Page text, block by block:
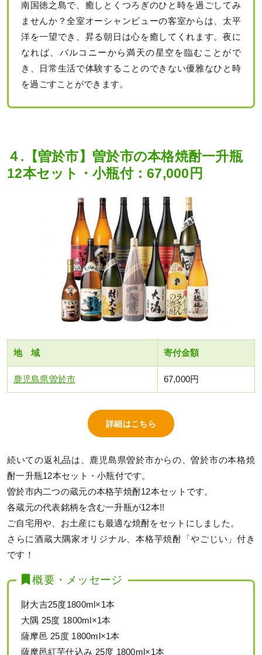
南国徳之島で、癒しとくつろぎのひと時を過ごしてみ
ませんか？全室オーシャンビューの客室からは、太平
洋を一望でき、昇る朝日は心を癒してくれます。夜に
なれば、バルコニーから満天の星空を臨むことがで
き、日常生活で体験することのできない優雅なひと時
を過ごすことができます。
４.【曽於市】曽於市の本格焼酎一升瓶
12本セット・小瓶付：67,000円
地 域 寄付金額
鹿児島県曽於市 67,000円
詳細はこちら
続いての返礼品は、鹿児島県曽於市からの、曽於市の本格焼
酎一升瓶12本セット・小瓶付です。
曽於市内二つの蔵元の本格芋焼酎12本セットです。
各蔵元の代表銘柄を含む一升瓶が12本!!
ご自宅用や、お土産にも最適な焼酎をセットにしました。
さらに酒蔵大隅家オリジナル、本格芋焼酎「やごじい」付き
です！
概要・メッセージ
財大吉25度1800ml×1本
大隅 25度 1800ml×1本
薩摩邑 25度 1800ml×1本
薩摩邑紅芋仕込み 25度 1800ml×1本